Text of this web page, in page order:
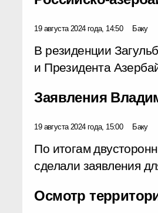
19 августа 2024 года, 14:50 Баку
В резиденции
и Президента
Заявления
19 августа 2024 года, 15:00 Баку
По итогам
сделали заявления
Осмотр